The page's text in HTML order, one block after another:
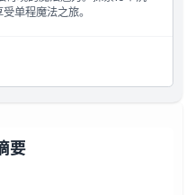
单程魔法之旅。
要